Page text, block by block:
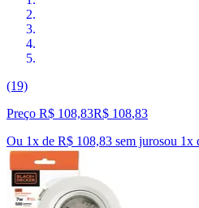
(19)
Preço R$ 108,83R$ 108,83
Ou 1x de R$ 108,83 sem jurosou 1x